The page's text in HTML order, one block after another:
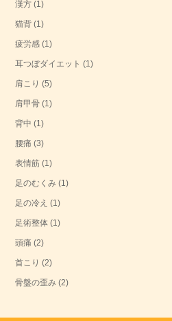
漢方 (1)
猫背 (1)
疲労感 (1)
耳つぼダイエット (1)
肩こり (5)
肩甲骨 (1)
背中 (1)
腰痛 (3)
表情筋 (1)
足のむくみ (1)
足の冷え (1)
足術整体 (1)
頭痛 (2)
首こり (2)
骨盤の歪み (2)